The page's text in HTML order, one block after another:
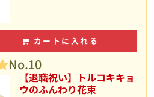
カートに入れる
No.10
【退職祝い】トルコキキョ
ウのふんわり花束